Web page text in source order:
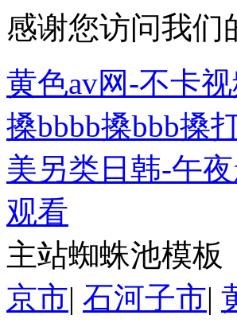
感谢您访问我们
黄色av网-不卡
搡bbbb搡bbb搡
美另类日韩-午
观看
主站蜘蛛池模板
京市| 石河子市|